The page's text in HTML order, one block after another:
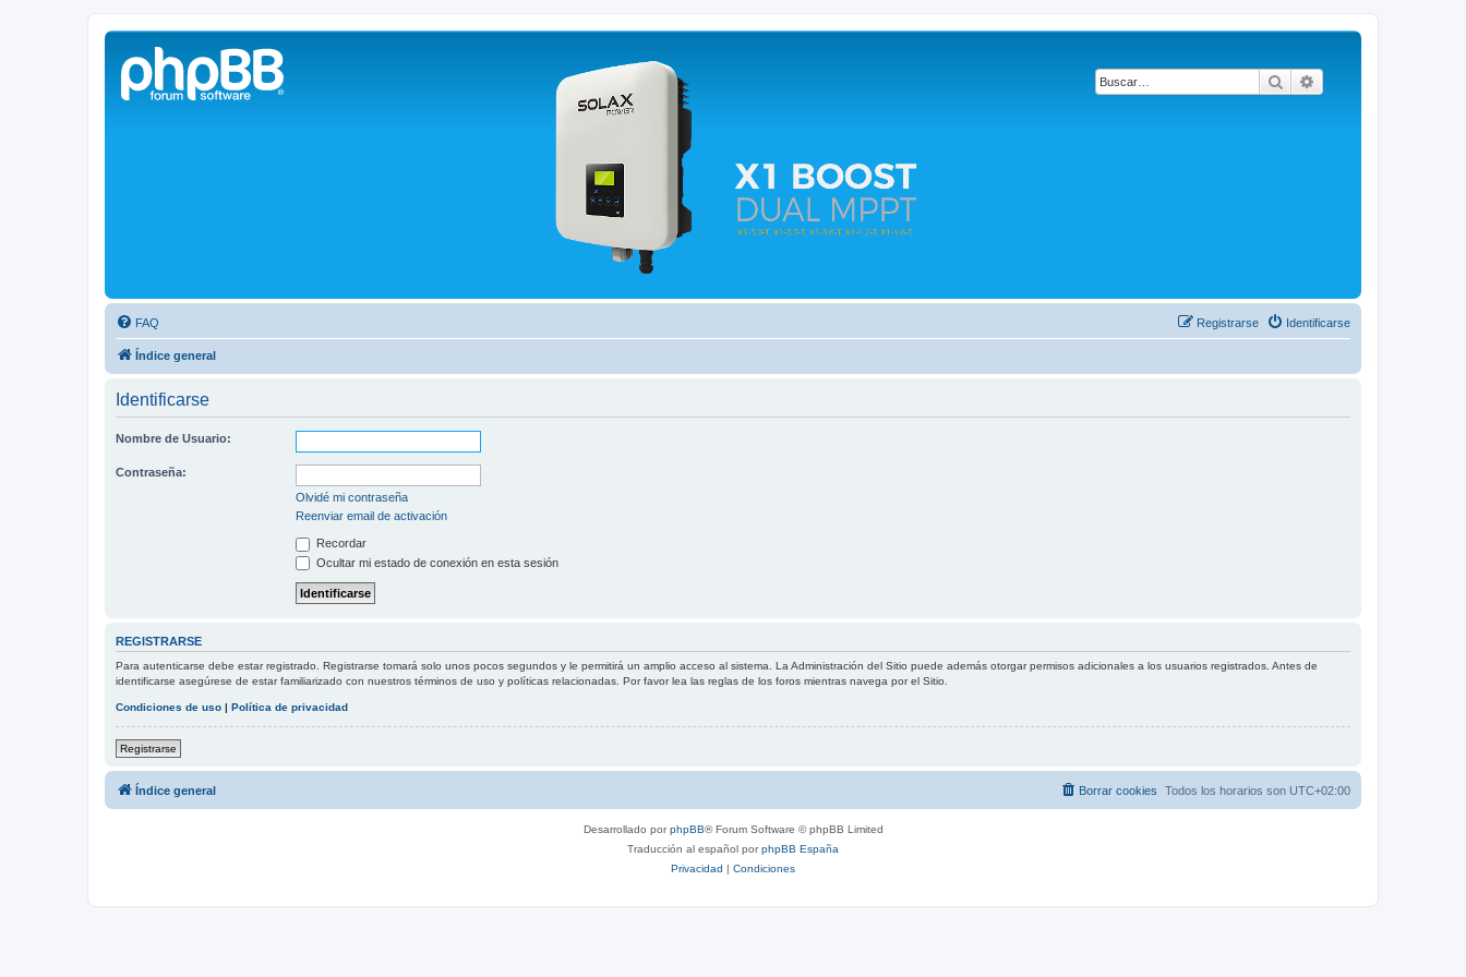
Buscar
Solax FAQ
Lugar para intercambiar dudas sobre inversores solares Solax y temas relacionados.
FAQ Identificarse
Registrarse
Índice general
Identificarse
Nombre de Usuario:
Contraseña:
Olvidé mi contraseña
Reenviar email de activación
Recordar
Ocultar mi estado de conexión en esta sesión
REGISTRARSE
Para autenticarse debe estar registrado. Registrarse tomará solo unos pocos segundos y le permitirá un amplio acceso al sistema. La Administración del Sitio puede además otorgar permisos adicionales a los usuarios registrados. Antes de
identificarse asegúrese de estar familiarizado con nuestros términos de uso y políticas relacionadas. Por favor lea las reglas de los foros mientras navega por el Sitio.
Condiciones de uso | Política de privacidad
Registrarse
Índice general Todos los horarios son UTC+02:00
Borrar cookies
Desarrollado porphpBB® Forum Software © phpBB Limited
Traducción al español porphpBB España
Privacidad | Condiciones